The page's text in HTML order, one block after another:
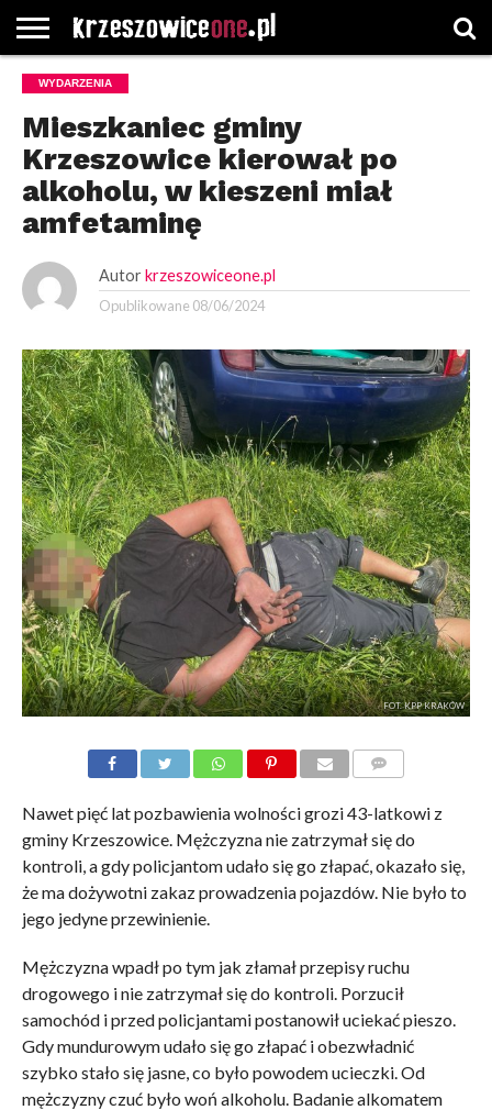
STRONA
GŁÓWNA
WYBORY
WYBIERZ
ROZKŁADY
GREGORCZYK
KONTAKT
WYDARZENIA
Mieszkaniec gminy
Krzeszowice kierował po
alkoholu, w kieszeni miał
amfetaminę
Autor krzeszowiceone.pl
Opublikowane 08/06/2024
FOT. KPP KRAKÓW
Nawet pięć lat pozbawienia wolności grozi 43-latkowi z
gminy Krzeszowice. Mężczyzna nie zatrzymał się do
kontroli, a gdy policjantom udało się go złapać, okazało się,
że ma dożywotni zakaz prowadzenia pojazdów. Nie było to
jego jedyne przewinienie.
Mężczyzna wpadł po tym jak złamał przepisy ruchu
drogowego i nie zatrzymał się do kontroli. Porzucił
samochód i przed policjantami postanowił uciekać pieszo.
Gdy mundurowym udało się go złapać i obezwładnić
szybko stało się jasne, co było powodem ucieczki. Od
mężczyzny czuć było woń alkoholu. Badanie alkomatem